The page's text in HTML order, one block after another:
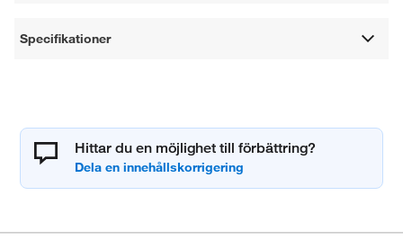
Specifikationer
Hittar du en möjlighet till förbättring?